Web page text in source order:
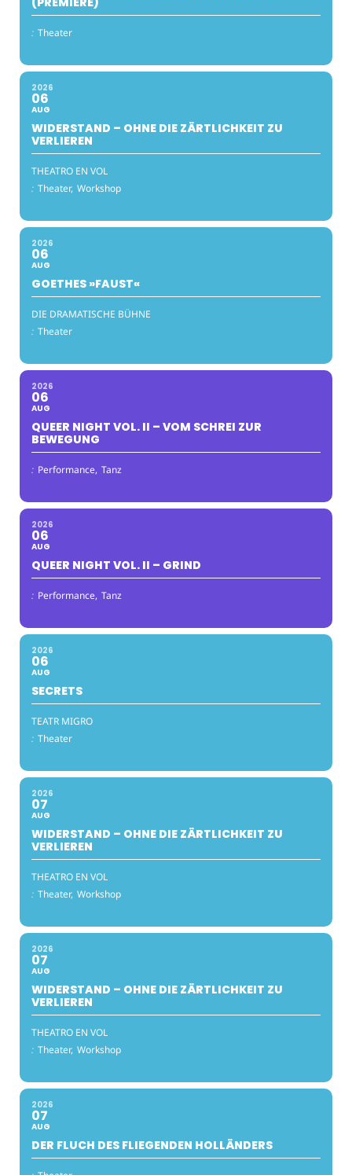
: Theater
2026
06
AUG
WIDERSTAND – OHNE DIE ZÄRTLICHKEIT ZU
VERLIEREN
THEATRO EN VOL
: Theater, Workshop
2026
06
AUG
GOETHES »FAUST«
DIE DRAMATISCHE BÜHNE
: Theater
2026
06
AUG
QUEER NIGHT VOL. II – VOM SCHREI ZUR
BEWEGUNG
: Performance, Tanz
2026
06
AUG
QUEER NIGHT VOL. II – GRIND
: Performance, Tanz
2026
06
AUG
SECRETS
TEATR MIGRO
: Theater
2026
07
AUG
WIDERSTAND – OHNE DIE ZÄRTLICHKEIT ZU
VERLIEREN
THEATRO EN VOL
: Theater, Workshop
2026
07
AUG
WIDERSTAND – OHNE DIE ZÄRTLICHKEIT ZU
VERLIEREN
THEATRO EN VOL
: Theater, Workshop
2026
07
AUG
DER FLUCH DES FLIEGENDEN HOLLÄNDERS